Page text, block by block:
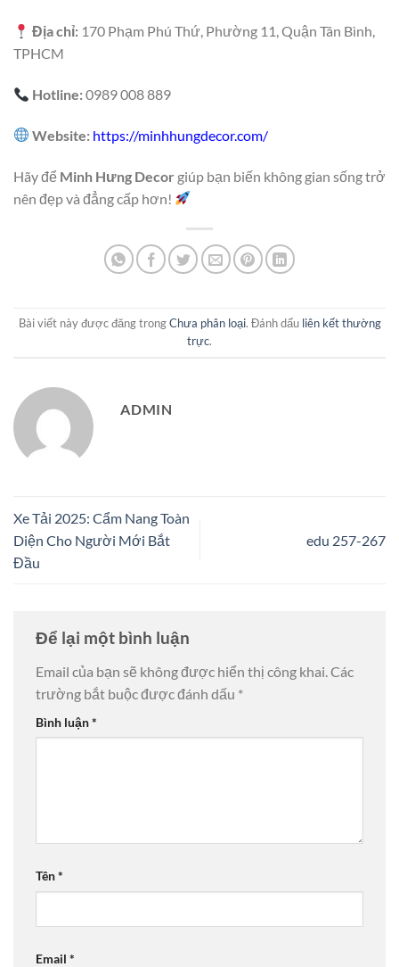
Địa chỉ: 170 Phạm Phú Thứ, Phường 11, Quận Tân Bình,
TPHCM
Hotline:0989 008 889
Website: https://minhhungdecor.com/
Hãy để Minh Hưng Decor giúp bạn biến không gian sống trở
nên đẹp và đẳng cấp hơn!
Bài viết này được đăng trongChưa phân loại. Đánh dấu liên kết thường
trực.
ADMIN
Xe Tải 2025: Cẩm Nang Toàn
Diện Cho Người Mới Bắt
Đầu
edu 257-267
Để lại một bình luận
Email của bạn sẽ không được hiển thị công khai. Các
trường bắt buộc được đánh dấu *
Bình luận*
Tên*
Email *